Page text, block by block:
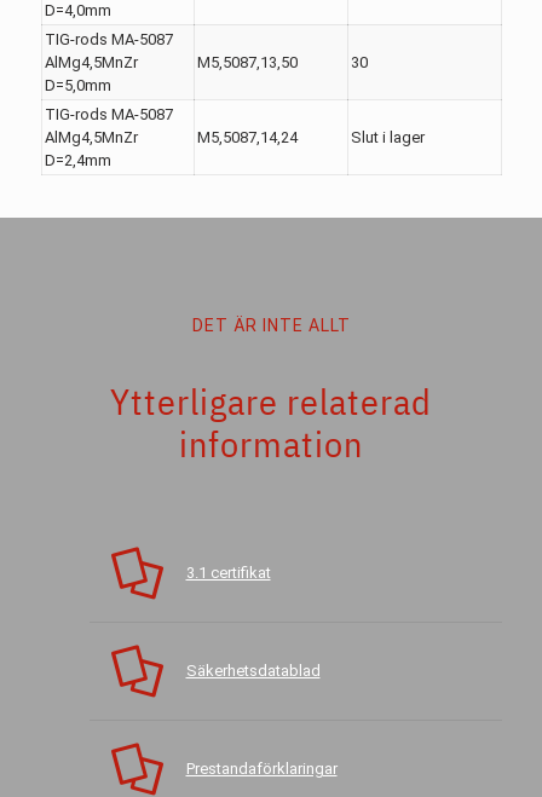
D=4,0mm
TIG-rods MA-5087
AlMg4,5MnZr
D=5,0mm
M5,5087,13,50 30
TIG-rods MA-5087
AlMg4,5MnZr
D=2,4mm
M5,5087,14,24 Slut i lager
DET ÄR INTE ALLT
Ytterligare relaterad
information
3.1 certifikat
Säkerhetsdatablad
Prestandaförklaringar